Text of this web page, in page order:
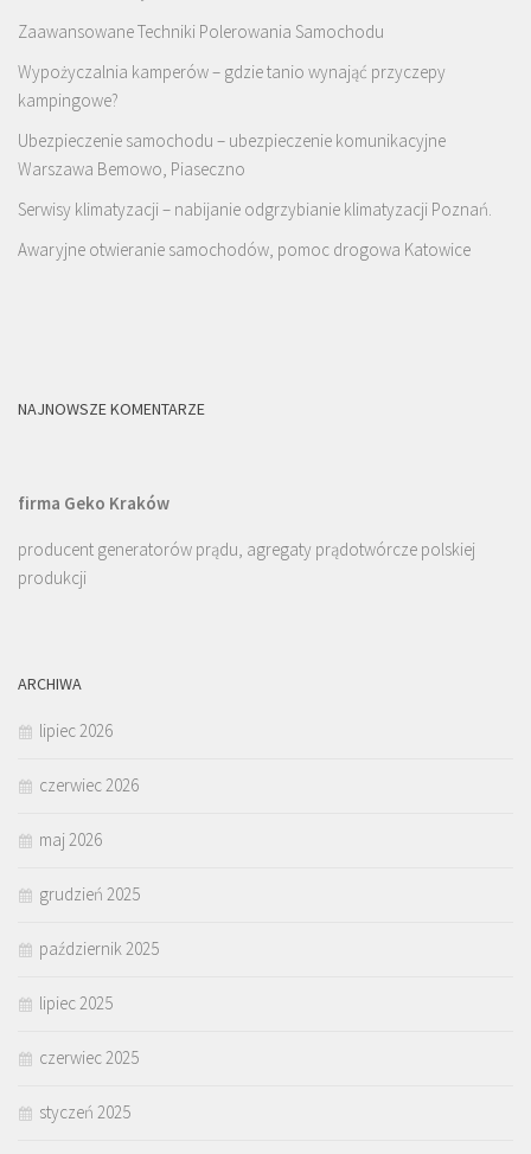
Zaawansowane Techniki Polerowania Samochodu
Wypożyczalnia kamperów – gdzie tanio wynająć przyczepy
kampingowe?
Ubezpieczenie samochodu – ubezpieczenie komunikacyjne
Warszawa Bemowo, Piaseczno
Serwisy klimatyzacji – nabijanie odgrzybianie klimatyzacji Poznań.
Awaryjne otwieranie samochodów, pomoc drogowa Katowice
NAJNOWSZE KOMENTARZE
firma Geko Kraków
producent generatorów prądu, agregaty prądotwórcze polskiej
produkcji
ARCHIWA
lipiec 2026
czerwiec 2026
maj 2026
grudzień 2025
październik 2025
lipiec 2025
czerwiec 2025
styczeń 2025